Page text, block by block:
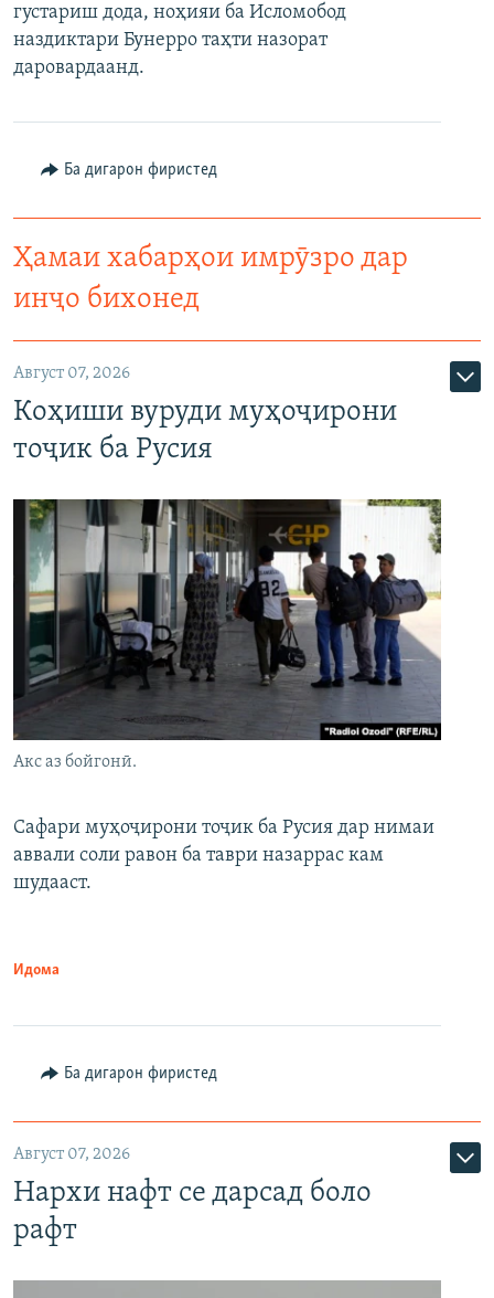
густариш дода, ноҳияи ба Исломобод
наздиктари Бунерро таҳти назорат
даровардаанд.
Ба дигарон фиристед
Ҳамаи хабарҳои имрӯзро дар
инҷо бихонед
Август 07, 2026
Коҳиши вуруди муҳоҷирони
тоҷик ба Русия
Акс аз бойгонӣ.
Сафари муҳоҷирони тоҷик ба Русия дар нимаи
аввали соли равон ба таври назаррас кам
шудааст.
Идома
Ба дигарон фиристед
Август 07, 2026
Нархи нафт се дарсад боло
рафт